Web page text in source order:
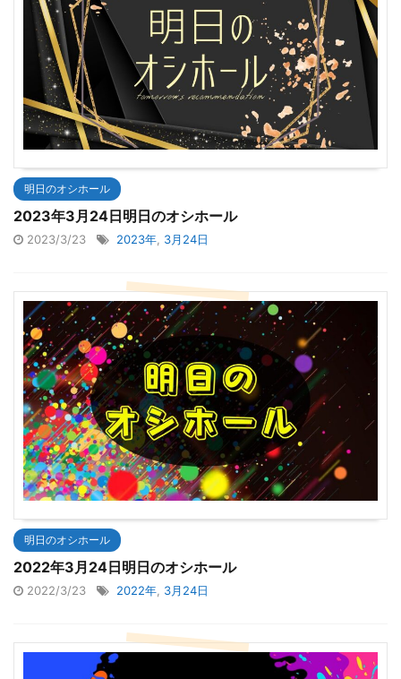
明日のオシホール
2023年3月24日明日のオシホール
2023/3/23 2023年 3月24日
明日のオシホール
2022年3月24日明日のオシホール
2022/3/23 2022年 3月24日